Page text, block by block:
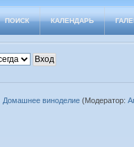
ПОИСК КАЛЕНДАРЬ
Домашнее виноделие(Модератор: